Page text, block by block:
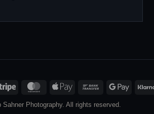
Stripe MasterCardApple
Bank
Google
Photography. All rights reserved.